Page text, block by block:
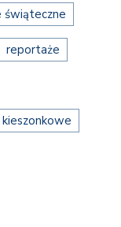
świąteczne
reportaże